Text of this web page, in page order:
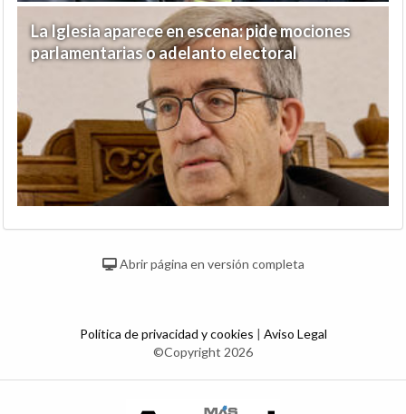
La Iglesia aparece en escena: pide mociones
parlamentarias o adelanto electoral
Abrir página en versión completa
Política de privacidad y cookies | Aviso Legal
©Copyright 2026